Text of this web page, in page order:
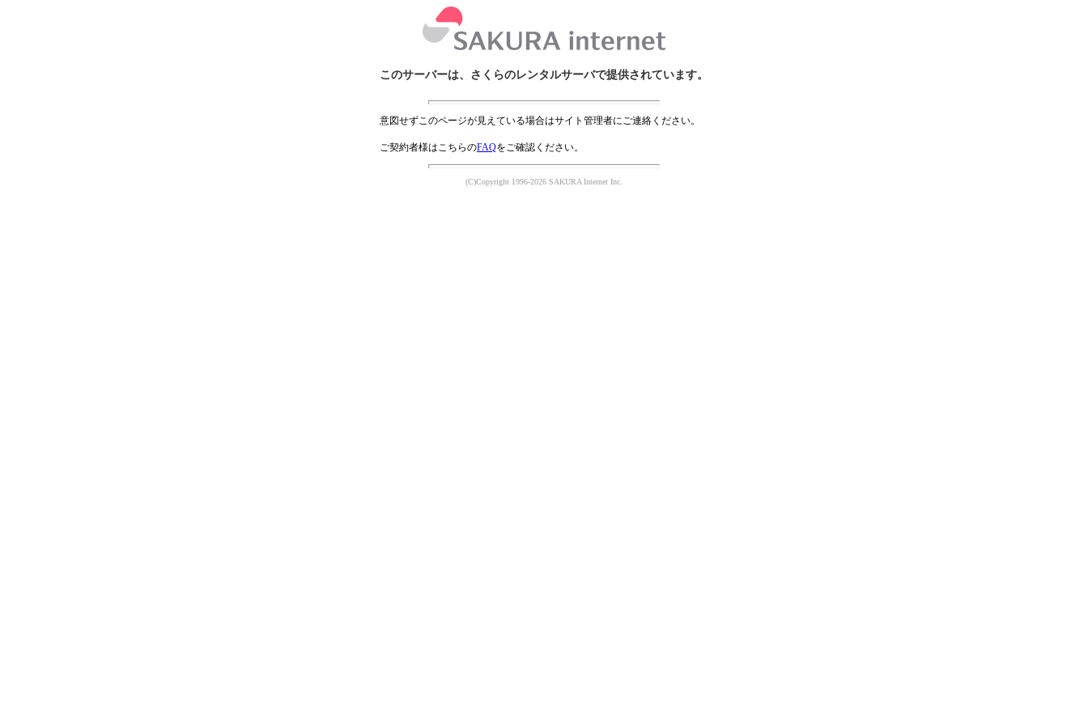
このサーバーは、さくらのレンタルサーバで提供されています。
意図せずこのページが見えている場合はサイト管理者にご連絡ください。
ご契約者様はこちらのFAQをご確認ください。
(C)Copyright 1996-2026 SAKURA Internet Inc.